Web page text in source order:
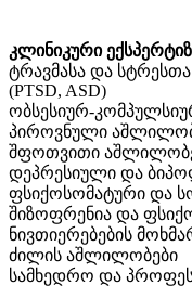
კლინიკური
ტრავმასა და
(PTSD, ASD)
ობსესიურ-
პიროვნული
შფოთვითი
დეპრესიული და
ფსიქოსომატური და
შიზოფრენია და
ნივთიერებების
ძილის აშლილობები
სამხედრო და